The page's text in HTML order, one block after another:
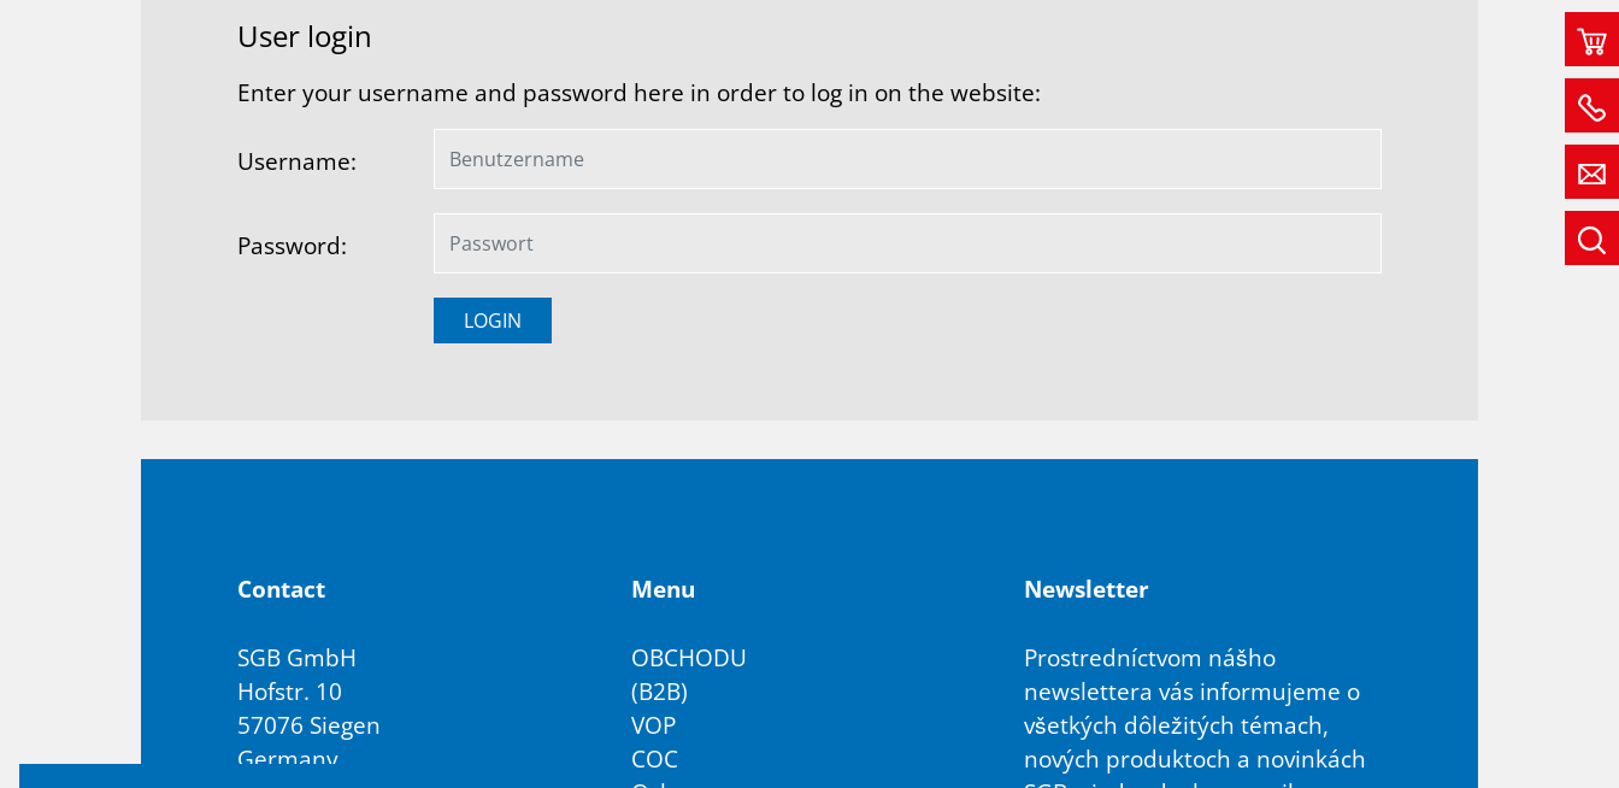
User lo­gin
Enter your username and password here in order to log in on the website:
Username:
Password:
Con­tact
SGB GmbH
Hofstr. 10
57076 Siegen
Germany
Menu
OBCHODU
(B2B)
VOP
COC
Ne­ws­let­ter
Prostredníctvom nášho
newslettera vás informujeme o
všetkých dôležitých témach,
nových produktoch a novinkách